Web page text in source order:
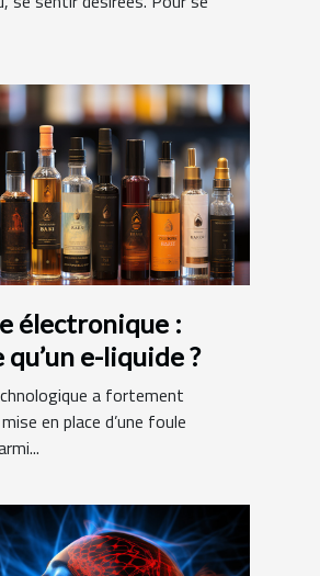
électronique :
qu’un e-liquide ?
a fortement
en place d’une foule